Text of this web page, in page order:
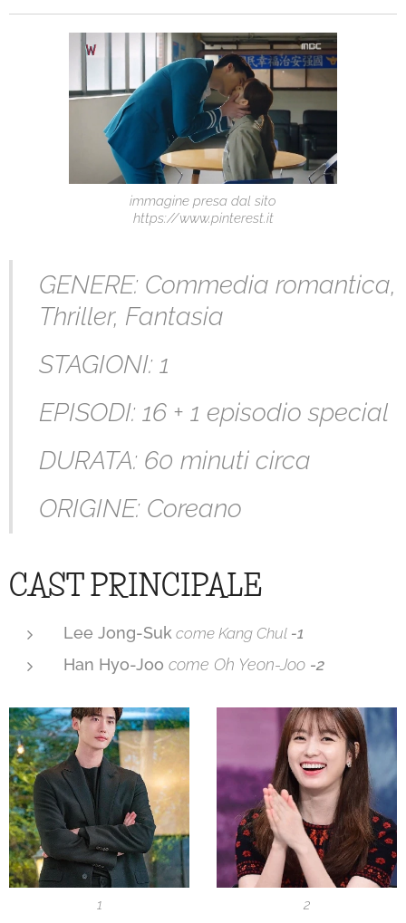
immagine presa dal sito
https://www.pinterest.it
GENERE: Commedia romantica,
Thriller, Fantasia
STAGIONI: 1
EPISODI: 16 + 1 episodio special
DURATA: 60 minuti circa
ORIGINE: Coreano
CAST PRINCIPALE
Lee Jong-Suk come Kang Chul -1
Han Hyo-Joo come Oh Yeon-Joo -2
1 2